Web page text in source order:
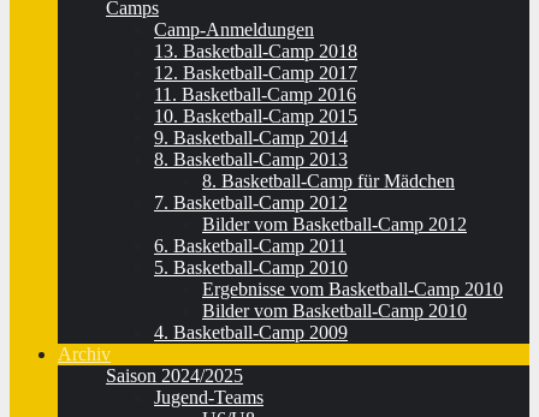
Camps
Camp-Anmeldungen
13. Basketball-Camp 2018
12. Basketball-Camp 2017
11. Basketball-Camp 2016
10. Basketball-Camp 2015
9. Basketball-Camp 2014
8. Basketball-Camp 2013
8. Basketball-Camp für Mädchen
7. Basketball-Camp 2012
Bilder vom Basketball-Camp 2012
6. Basketball-Camp 2011
5. Basketball-Camp 2010
Ergebnisse vom Basketball-Camp 2010
Bilder vom Basketball-Camp 2010
4. Basketball-Camp 2009
Archiv
Saison 2024/2025
Jugend-Teams